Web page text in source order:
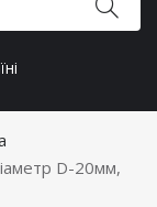
D-20мм,